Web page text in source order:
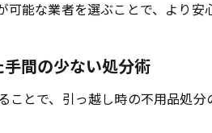
店
可能な業者を選ぶことで、より安
間の少ない処分術
ことで、引っ越し時の不用品処